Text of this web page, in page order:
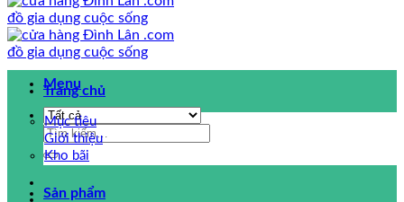
Menu
Tìm
kiếm:
Trang chủ
Mục tiêu
Giới thiệu
Kho bãi
Sản phẩm